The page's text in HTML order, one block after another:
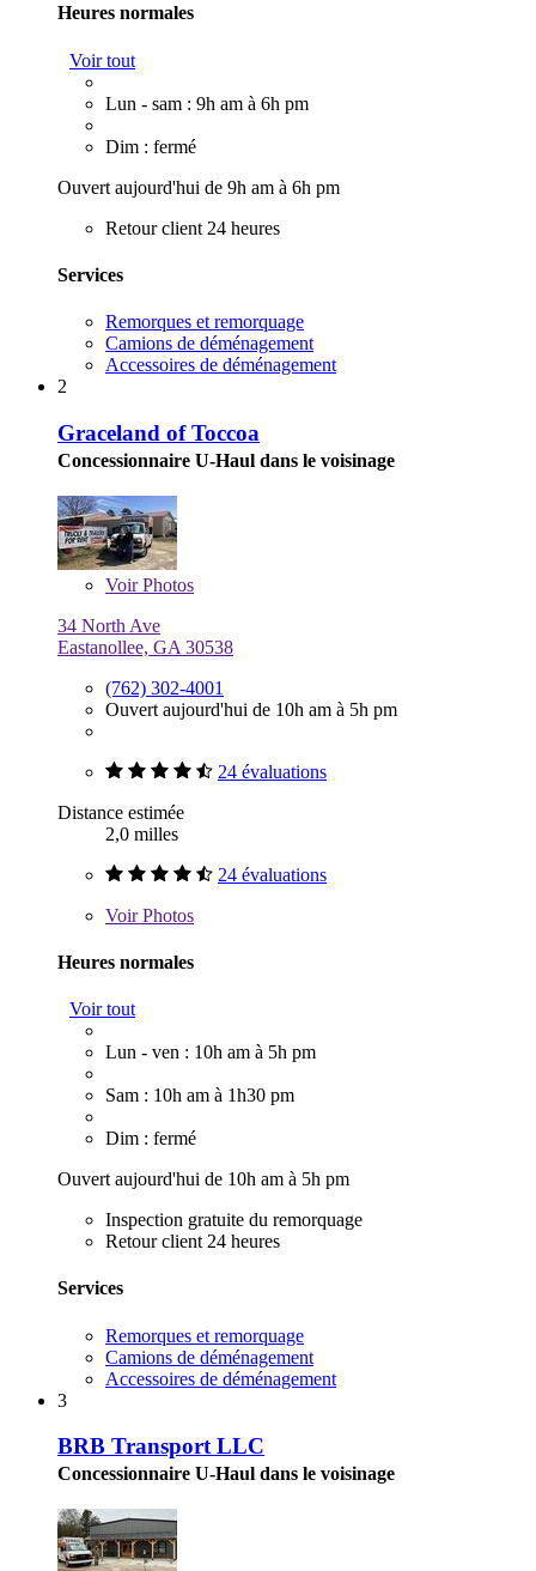
Heures normales
Voir tout
Lun - sam : 9h am à 6h pm
Dim : fermé
Ouvert aujourd'hui de 9h am à 6h pm
Retour client 24 heures
Services
Remorques et remorquage
Camions de déménagement
Accessoires de déménagement
2
Graceland of Toccoa
Concessionnaire U-Haul dans le voisinage
VoirPhotos
34 North Ave
Eastanollee, GA 30538
(762) 302-4001
Ouvert aujourd'hui de 10h am à 5h pm
24 évaluations
Distance estimée
2,0 milles
24 évaluations
VoirPhotos
Heures normales
Voir tout
Lun - ven : 10h am à 5h pm
Sam : 10h am à 1h30 pm
Dim : fermé
Ouvert aujourd'hui de 10h am à 5h pm
Inspection gratuite du remorquage
Retour client 24 heures
Services
Remorques et remorquage
Camions de déménagement
Accessoires de déménagement
3
BRB Transport LLC
Concessionnaire U-Haul dans le voisinage